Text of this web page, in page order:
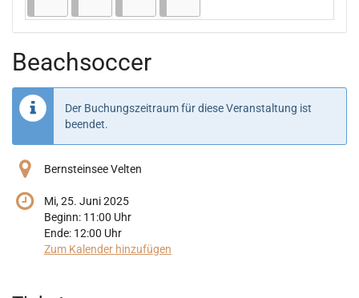
Beachsoccer
Der Buchungszeitraum für diese Veranstaltung ist
beendet.
Bernsteinsee Velten
Mi, 25. Juni 2025
Beginn: 11:00 Uhr
Ende: 12:00 Uhr
Zum Kalender hinzufügen